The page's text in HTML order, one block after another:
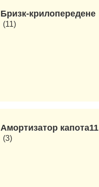
Бризк-крилопередене
11
Амортизатор капота11
3